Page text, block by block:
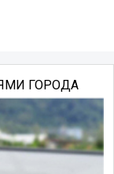
ГОРОДА